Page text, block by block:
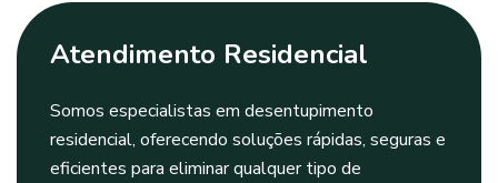
Atendimento Residencial
Somos especialistas em desentupimento
residencial, oferecendo soluções rápidas, seguras e
eficientes para eliminar qualquer tipo de